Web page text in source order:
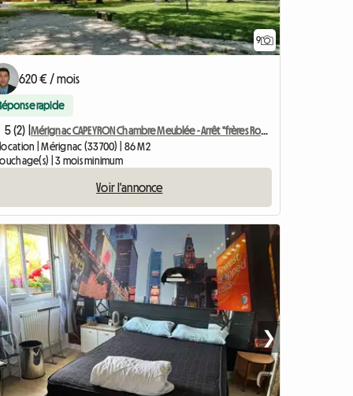
9
620 € / mois
rapide
5 (2) |
Mérignac CAPEYRON Chambre Meublée - Arrêt "frères Robinson"
| Mérignac (33700) | 86 M2
| 3 mois minimum
Voir l'annonce
❯